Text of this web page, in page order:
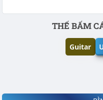
Phần nội dungTHẾ BẤM
Guitar